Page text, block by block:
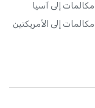
مكالمات إلى آسيا
مكالمات إلى الأمريكتين